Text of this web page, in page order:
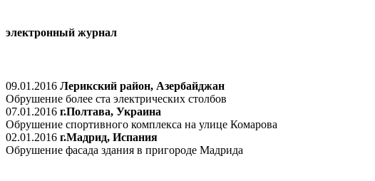
электронный журнал
09.01.2016 Лерикский район, Азербайджан
Обрушение более ста электрических столбов
07.01.2016 г.Полтава, Украина
Обрушение спортивного комплекса на улице Комарова
02.01.2016 г.Мадрид, Испания
Обрушение фасада здания в пригороде Мадрида